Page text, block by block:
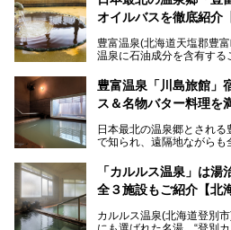
スキンケアブランド バル
限定でプレゼントいたしま
で、ぜひお試しください
第終了
───
提供元：株式会社バルクオ
この記事は株式会社バルク
オイルバスを徹底紹介
豊富温泉(北海道天塩郡豊
温泉に石油成分を含有する
に特効があると言われ、
目的で多くの人々が訪れま
地体験し、独自の視点で豊
ート。温泉地概要や日帰り
豊富温泉「川島旅館」
ス＆名物バター料理を
日本最北の温泉郷とされ
で知られ、遠隔地ながらも
「川島旅館」は、豊富温
館。とりわけ温泉の良さと
の温泉や料理をはじめ、パ
「カルルス温泉」は
全３施設もご紹介【北
カルルス温泉(北海道登別